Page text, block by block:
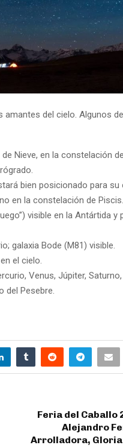
del cielo. Algunos
Nieve, en la constelación
bien posicionado para su
en la constelación de Piscis.
visible en la Antártida y
galaxia Bode (M81) visible.
el cielo.
Venus, Júpiter,
del Pesebre.
Feria del Caballo
Alejandro
Arrolladora, Gloria